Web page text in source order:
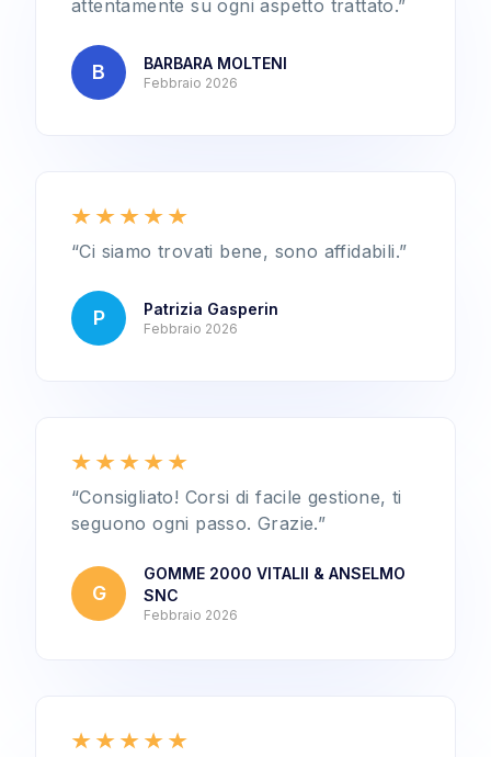
attentamente su ogni aspetto trattato.”
B BARBARA MOLTENI
Febbraio 2026
“Ci siamo trovati bene, sono affidabili.”
P Patrizia Gasperin
Febbraio 2026
“Consigliato! Corsi di facile gestione, ti
seguono ogni passo. Grazie.”
G
GOMME 2000 VITALII & ANSELMO
SNC
Febbraio 2026